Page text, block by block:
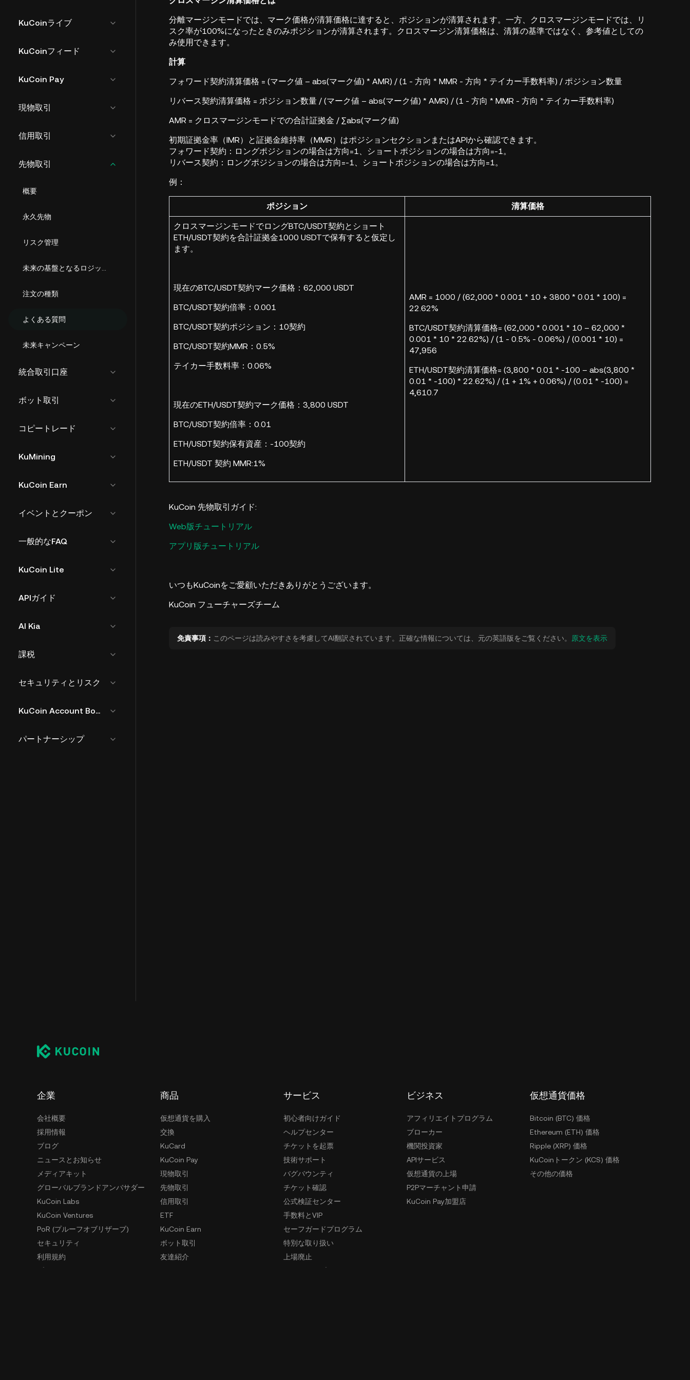
KuCoinライブ
KuCoinフィード
KuCoin Pay
現物取引
信用取引
先物取引
概要
永久先物
リスク管理
注文の種類
よくある質問
未来キャンペーン
統合取引口座
ボット取引
コピートレード
KuMining
KuCoin Earn
イベントとクーポン
一般的なFAQ
KuCoin Lite
APIガイド
AI Kia
課税
セキュリティとリスク
KuCoin Account Bound Token
パートナーシップ
分離マージンモードでは、マーク価格が清算価格に達すると、ポジションが清算されます。一方、クロスマージンモードでは、リ
スク率が100%になったときのみポジションが清算されます。クロスマージン清算価格は、清算の基準ではなく、参考値としての
み使用できます。
計算
フォワード契約清算価格 = (マーク値 – abs(マーク値) * AMR) / (1 - 方向 * MMR - 方向 * テイカー手数料率) / ポジション数量
リバース契約清算価格 = ポジション数量 / (マーク値 – abs(マーク値) * AMR) / (1 - 方向 * MMR - 方向 * テイカー手数料率)
AMR = クロスマージンモードでの合計証拠金 / ∑abs(マーク値)
初期証拠金率（IMR）と証拠金維持率（MMR）はポジションセクションまたはAPIから確認できます。
フォワード契約：ロングポジションの場合は方向=1、ショートポジションの場合は方向=-1。
リバース契約：ロングポジションの場合は方向=-1、ショートポジションの場合は方向=1。
例：
ポジション 清算価格
クロスマージンモードでロングBTC/USDT契約とショート
ETH/USDT契約を合計証拠金1000 USDTで保有すると仮定し
ます。
現在のBTC/USDT契約マーク価格：62,000 USDT
BTC/USDT契約倍率：0.001
BTC/USDT契約ポジション：10契約
BTC/USDT契約MMR：0.5%
テイカー手数料率：0.06%
現在のETH/USDT契約マーク価格：3,800 USDT
BTC/USDT契約倍率：0.01
ETH/USDT契約保有資産：-100契約
ETH/USDT 契約 MMR:1%
AMR = 1000 / (62,000 * 0.001 * 10 + 3800 * 0.01 * 100) =
22.62%
BTC/USDT契約清算価格= (62,000 * 0.001 * 10 – 62,000 *
0.001 * 10 * 22.62%) / (1 - 0.5% - 0.06%) / (0.001 * 10) =
47,956
ETH/USDT契約清算価格= (3,800 * 0.01 * -100 – abs(3,800 *
0.01 * -100) * 22.62%) / (1 + 1% + 0.06%) / (0.01 * -100) =
4,610.7
KuCoin 先物取引ガイド:
Web版チュートリアル
アプリ版チュートリアル
いつもKuCoinをご愛顧いただきありがとうございます。
KuCoin フューチャーズチーム
免責事項： このページは読みやすさを考慮してAI翻訳されています。正確な情報については、元の英語版をご覧ください。 原文を表示
企業
会社概要
採用情報
ブログ
ニュースとお知らせ
メディアキット
グローバルブランドアンバサダー
KuCoin Labs
KuCoin Ventures
PoR (プルーフオブリザーブ)
セキュリティ
利用規約
プライバシーポリシー
商品
仮想通貨を購入
交換
KuCard
KuCoin Pay
現物取引
先物取引
信用取引
ETF
KuCoin Earn
ボット取引
友達紹介
サービス
初心者向けガイド
ヘルプセンター
チケットを起票
技術サポート
バグバウンティ
チケット確認
公式検証センター
手数料とVIP
セーフガードプログラム
特別な取り扱い
上場廃止
サイトマップ
ビジネス
アフィリエイトプログラム
ブローカー
機関投資家
APIサービス
仮想通貨の上場
P2Pマーチャント申請
KuCoin Pay加盟店
仮想通貨価格
Bitcoin (BTC) 価格
Ethereum (ETH) 価格
Ripple (XRP) 価格
KuCoinトークン (KCS) 価格
その他の価格